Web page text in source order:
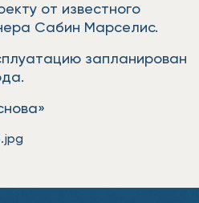
от известного
Сабин Марселис.
запланирован